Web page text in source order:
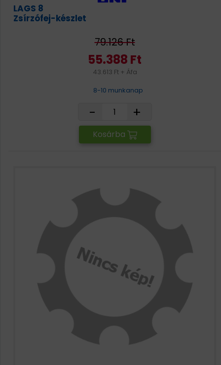
LAGS 8
Zsírzófej-készlet
79.126 Ft
55.388 Ft
43.613 Ft + Áfa
8-10 munkanap
- +
Kosárba